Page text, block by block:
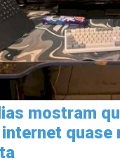
mostram
quase